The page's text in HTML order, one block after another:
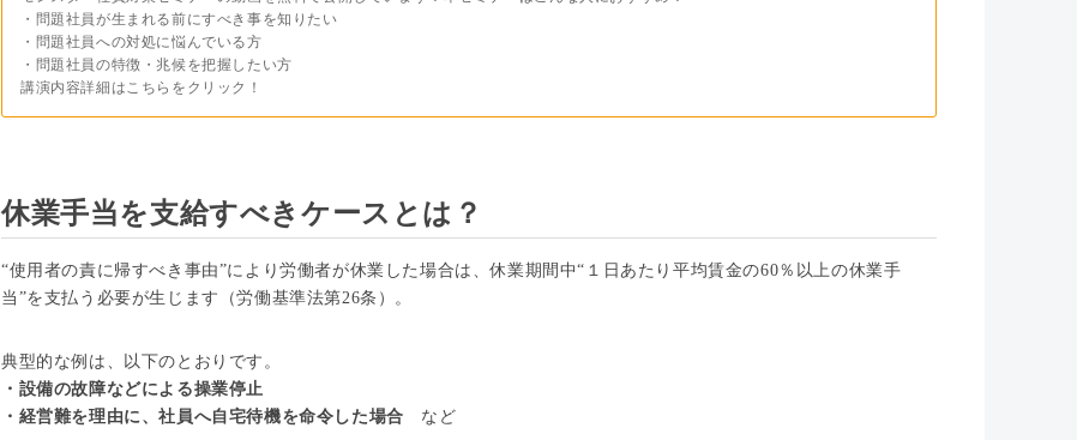
・問題社員が生まれる前にすべき事を知りたい
・問題社員への対処に悩んでいる方
・問題社員の特徴・兆候を把握したい方
講演内容詳細はこちらをクリック！
休業手当を支給すべきケースとは？
“使用者の責に帰すべき事由”により労働者が休業した場合は、休業期間中“１日あたり平均賃金の60％以上の休業手
当”を支払う必要が生じます（労働基準法第26条）。
典型的な例は、以下のとおりです。
・設備の故障などによる操業停止
・経営難を理由に、社員へ自宅待機を命令した場合 など